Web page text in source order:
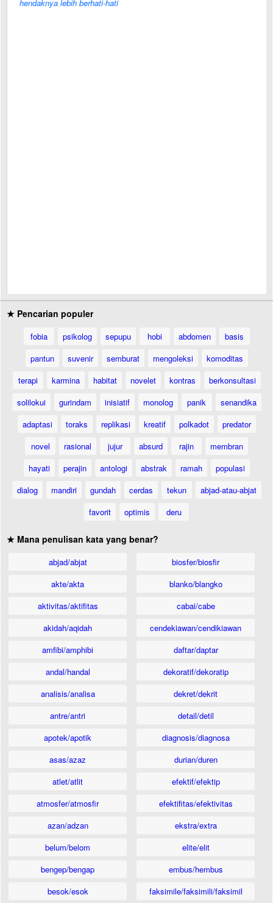
hendaknya lebih berhati-hati
★ Pencarian populer
fobia psikolog sepupu hobi abdomen
basis
pantun
suvenir semburat mengoleksi
komoditas
terapi
karmina habitat novelet kontras
berkonsultasi
solilokui
gurindam inisiatif monolog panik
senandika
adaptasi
toraks replikasi kreatif polkadot
predator
novel
rasional jujur absurd rajin
membran
hayati
perajin antologi abstrak ramah
populasi
dialog
mandiri gundah cerdas tekun
abjad-atau-abjat
favorit
optimis deru
★ Mana penulisan kata yang benar?
abjad/abjat
akte/akta
aktivitas/aktifitas
akidah/aqidah
amfibi/amphibi
andal/handal
analisis/analisa
antre/antri
apotek/apotik
asas/azaz
atlet/atlit
atmosfer/atmosfir
azan/adzan
belum/belom
bengep/bengap
besok/esok
biosfer/biosfir
blanko/blangko
cabai/cabe
cendekiawan/cendikiawan
daftar/daptar
dekoratif/dekoratip
dekret/dekrit
detail/detil
diagnosis/diagnosa
durian/duren
efektif/efektip
efektifitas/efektivitas
ekstra/extra
elite/elit
embus/hembus
faksimile/faksimili/faksimil